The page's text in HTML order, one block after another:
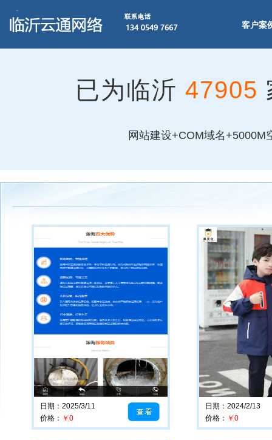
客户案
已为临沂 47905
网站建设+COM域名
日期：2025/3/11
价格： ￥0
日期：2024/2/13
价格： ￥0